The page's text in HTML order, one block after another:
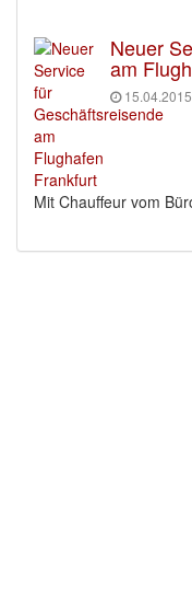
Neuer
am
15.04.2015
Mit Chauffeur vom